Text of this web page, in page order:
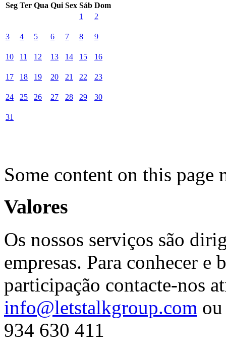
Seg Ter Qua Qui Sex Sáb Dom
1
2
3 4 5 6 7 8 9
10 11 12 13 14 15 16
17 18 19 20 21 22 23
24 25 26 27 28 29 30
31
Some content on this page
Valores
Os nossos serviços são
empresas. Para conhecer e
participação contacte-nos
info@letstalkgroup.com
934 630 411